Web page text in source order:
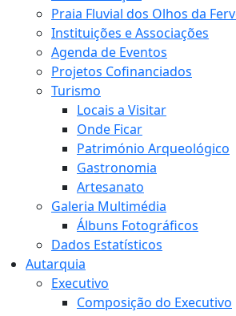
Praia Fluvial dos Olhos da
Instituições e Associações
Agenda de Eventos
Projetos Cofinanciados
Turismo
Locais a Visitar
Onde Ficar
Património Arqueológico
Gastronomia
Artesanato
Galeria Multimédia
Álbuns Fotográficos
Dados Estatísticos
Autarquia
Executivo
Composição do Executivo